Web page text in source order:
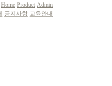
Home Product Admin
공지사항 교육안내